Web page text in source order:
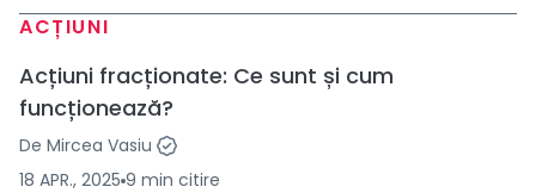
ACȚIUNI
Acțiuni fracționate: Ce sunt și cum
funcționează?
De Mircea Vasiu
18 APR., 2025 9 min citire